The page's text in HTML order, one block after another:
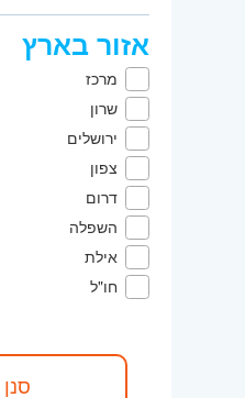
אזור בארץ
מרכז
שרון
ירושלים
צפון
דרום
השפלה
אילת
חו"ל